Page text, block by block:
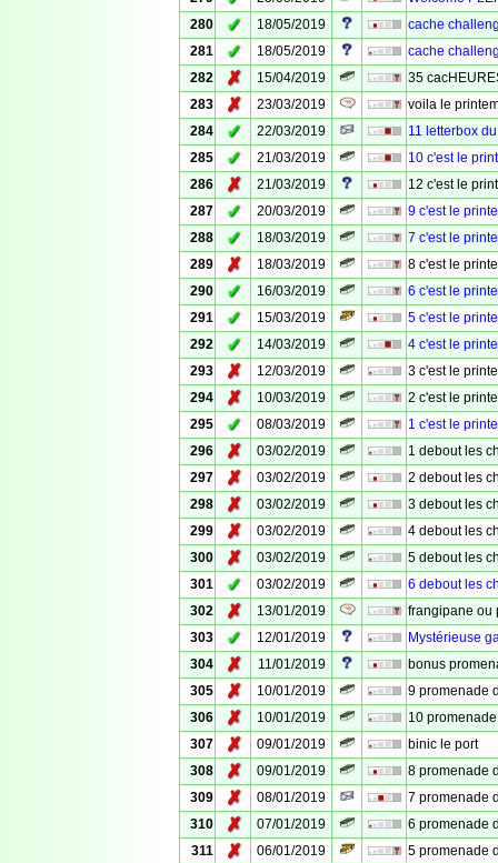
280
✓ 18/05/2019
cache
281
✓ 18/05/2019
cache
282
✗ 15/04/2019
35
283
✗ 23/03/2019
voila le
284
✓ 22/03/2019
11 letterbox
285
✓ 21/03/2019
10 c'est le
286
✗ 21/03/2019
12 c'est le
287
✓ 20/03/2019
9 c'est le
288
✓ 18/03/2019
7 c'est le
289
✗ 18/03/2019
8 c'est le
290
✓ 16/03/2019
6 c'est le
291
✓ 15/03/2019
5 c'est le
292
✓ 14/03/2019
4 c'est le
293
✗ 12/03/2019
3 c'est le
294
✗ 10/03/2019
2 c'est le
295
✓ 08/03/2019
1 c'est le
296
✗ 03/02/2019
1 debout les
297
✗ 03/02/2019
2 debout les
298
✗ 03/02/2019
3 debout les
299
✗ 03/02/2019
4 debout les
300
✗ 03/02/2019
5 debout les
301
✓ 03/02/2019
6 debout les
302
✗ 13/01/2019
frangipane ou
303
✓ 12/01/2019
Mystérieuse
304
✗ 11/01/2019
bonus
305
✗ 10/01/2019
9 promenade
306
✗ 10/01/2019
10
307
✗ 09/01/2019
binic le port
308
✗ 09/01/2019
8 promenade
309
✗ 08/01/2019
7 promenade
310
✗ 07/01/2019
6 promenade
311
✗ 06/01/2019
5 promenade